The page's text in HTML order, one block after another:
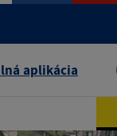
aplikácia